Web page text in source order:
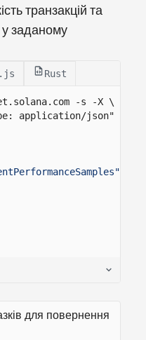
транзакцій та
заданому
Rust
-s -X \
application/json" -d
для повернення